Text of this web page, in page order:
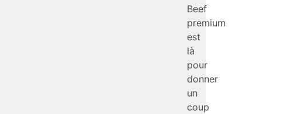
Beef
premium
est
là
pour
donner
un
coup